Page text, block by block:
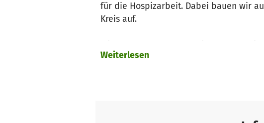
für die Hospizarbeit. Dabei bauen wir
Kreis auf.
Sterben ist Leben. Ambulante
Durch unterschiedliche Angebote
Weiterlesen